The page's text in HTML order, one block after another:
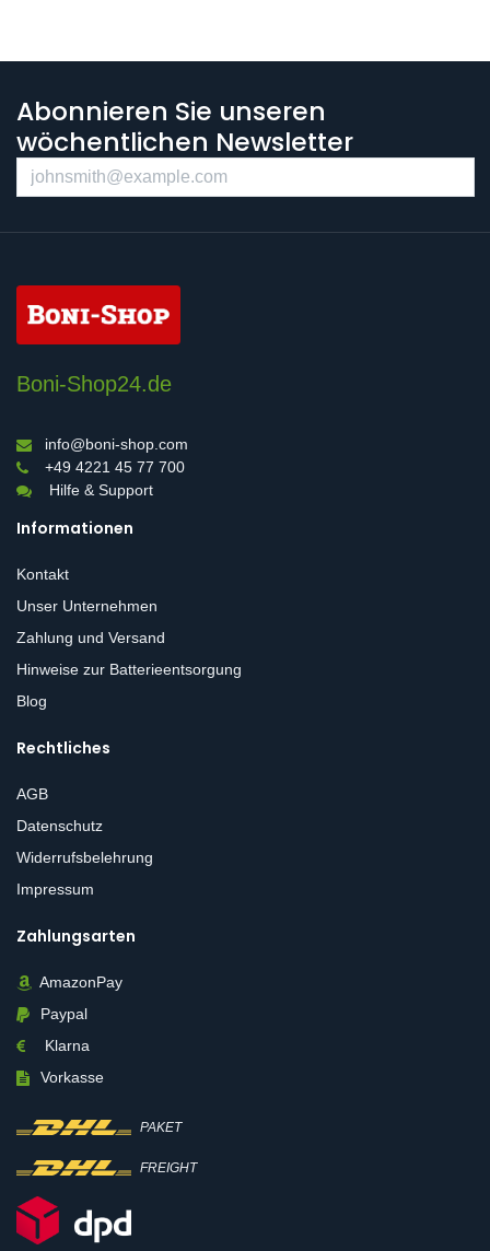
Abonnieren Sie unseren
wöchentlichen Newsletter
Boni-Shop24.de
info@boni-shop.com
+49 4221 45 77 700
Hilfe & Support
Informationen
Kontakt
Unser Unternehmen
Zahlung und Versand
Hinweise zur Batterieentsorgung
Blog
Rechtliches
AGB
Datenschutz
Widerrufsbelehrung
Impressum
Zahlungsarten
AmazonPay
Paypal
Klarna
Vorkasse
PAKET
FREIGHT